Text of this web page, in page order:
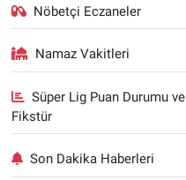
Nöbetçi Eczaneler
Namaz Vakitleri
Süper Lig Puan Durumu ve
Fikstür
Son Dakika Haberleri